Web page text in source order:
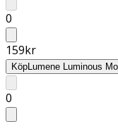
0
159kr
KöpLumene Luminous
0